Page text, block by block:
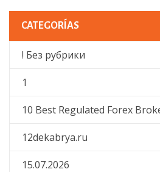
CATEGORÍAS
! Без рубрики
1
10 Best Regulated Forex
12dekabrya.ru
15.07.2026